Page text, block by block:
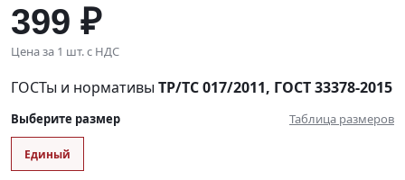
399 ₽
Цена за 1 шт. с НДС
ГОСТы и нормативы ТР/ТС 017/2011, ГОСТ 33378-2015
Выберите размер Таблица размеров
Единый